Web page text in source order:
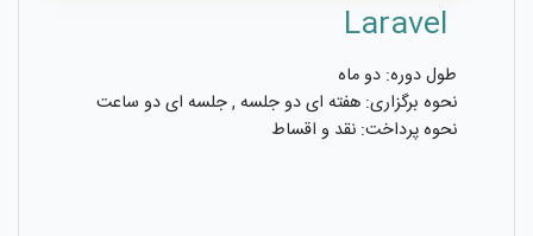
Laravel
طول دوره: دو ماه
نحوه برگزاری: هفته ای دو جلسه , جلسه ای دو ساعت
نحوه پرداخت: نقد و اقساط